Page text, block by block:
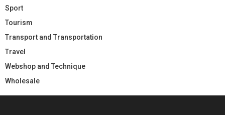
Sport
Tourism
Transport and Transportation
Travel
Webshop and Technique
Wholesale